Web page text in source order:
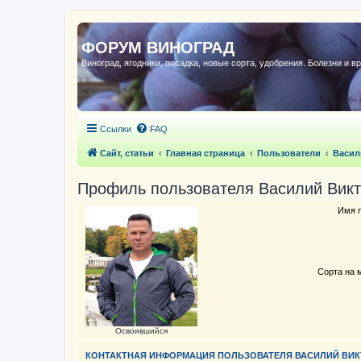
ФОРУМ ВИНОГРАД
Виноград, ягодники, посадка, новые сорта, удобрения. Болезни и
Ссылки FAQ
Сайт, статьи Главная страница Пользователи
Профиль пользователя Василий
Освоившийся
Имя
Сорта на
КОНТАКТНАЯ ИНФОРМАЦИЯ ПОЛЬЗОВАТЕЛЯ ВАСИЛИЙ